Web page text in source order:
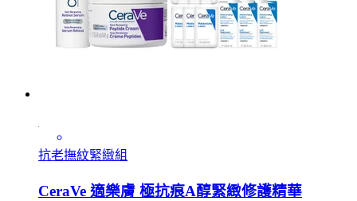
抗老撫紋緊緻組
CeraVe 適樂膚 極抗痕A醇緊緻修護精華